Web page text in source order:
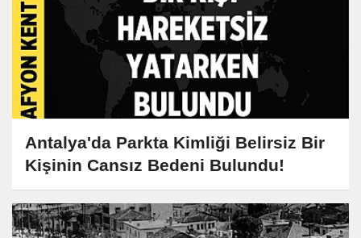
Antalya'da Parkta Kimliği Belirsiz Bir
Kişinin Cansız Bedeni Bulundu!